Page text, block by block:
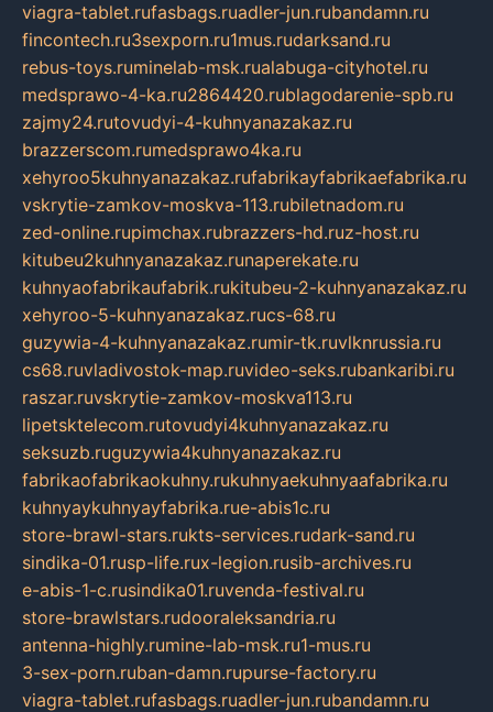
viagra-tablet.rufasbags.ruadler-jun.rubandamn.ru
fincontech.ru3sexporn.ru1mus.rudarksand.ru
rebus-toys.ruminelab-msk.rualabuga-cityhotel.ru
medsprawo-4-ka.ru2864420.rublagodarenie-spb.ru
zajmy24.rutovudyi-4-kuhnyanazakaz.ru
brazzerscom.rumedsprawo4ka.ru
xehyroo5kuhnyanazakaz.rufabrikayfabrikaefabrika.ru
vskrytie-zamkov-moskva-113.rubiletnadom.ru
zed-online.rupimchax.rubrazzers-hd.ruz-host.ru
kitubeu2kuhnyanazakaz.runaperekate.ru
kuhnyaofabrikaufabrik.rukitubeu-2-kuhnyanazakaz.ru
xehyroo-5-kuhnyanazakaz.rucs-68.ru
guzywia-4-kuhnyanazakaz.rumir-tk.ruvlknrussia.ru
cs68.ruvladivostok-map.ruvideo-seks.rubankaribi.ru
raszar.ruvskrytie-zamkov-moskva113.ru
lipetsktelecom.rutovudyi4kuhnyanazakaz.ru
seksuzb.ruguzywia4kuhnyanazakaz.ru
fabrikaofabrikaokuhny.rukuhnyaekuhnyaafabrika.ru
kuhnyaykuhnyayfabrika.rue-abis1c.ru
store-brawl-stars.rukts-services.rudark-sand.ru
sindika-01.rusp-life.rux-legion.rusib-archives.ru
e-abis-1-c.rusindika01.ruvenda-festival.ru
store-brawlstars.rudooraleksandria.ru
antenna-highly.rumine-lab-msk.ru1-mus.ru
3-sex-porn.ruban-damn.rupurse-factory.ru
viagra-tablet.rufasbags.ruadler-jun.rubandamn.ru